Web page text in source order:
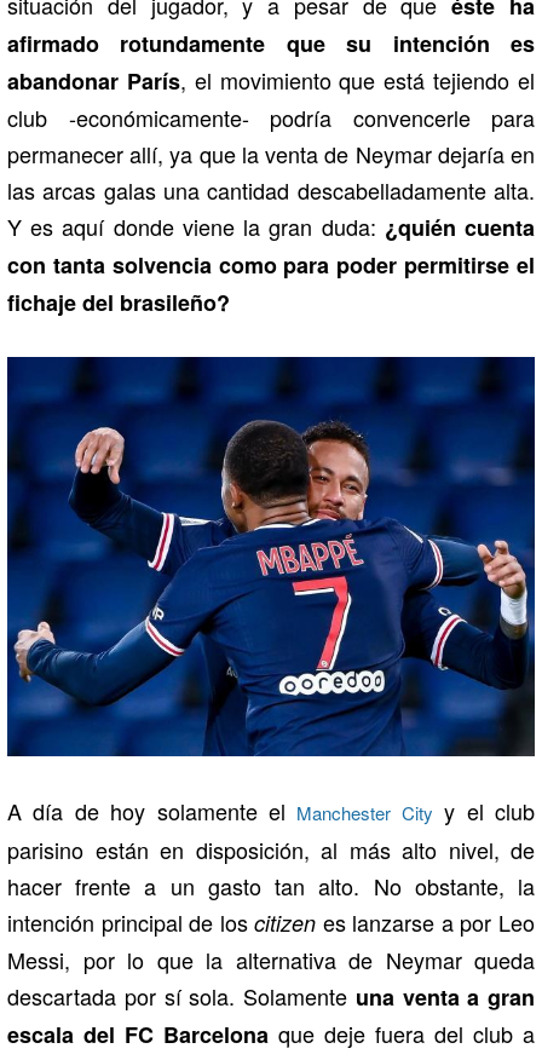
afirmado rotundamente que su intención es
abandonar París, el movimiento que está tejiendo el
club -económicamente- podría convencerle para
permanecer allí, ya que la venta de Neymar dejaría en
las arcas galas una cantidad descabelladamente alta.
Y es aquí donde viene la gran duda: ¿quién cuenta
con tanta solvencia como para poder permitirse el
fichaje del brasileño?
A día de hoy solamente el Manchester City y el club
parisino están en disposición, al más alto nivel, de
hacer frente a un gasto tan alto. No obstante, la
intención principal de loscitizen es lanzarse a por Leo
Messi, por lo que la alternativa de Neymar queda
descartada por sí sola. Solamente una venta a gran
escala del FC Barcelona que deje fuera del club a